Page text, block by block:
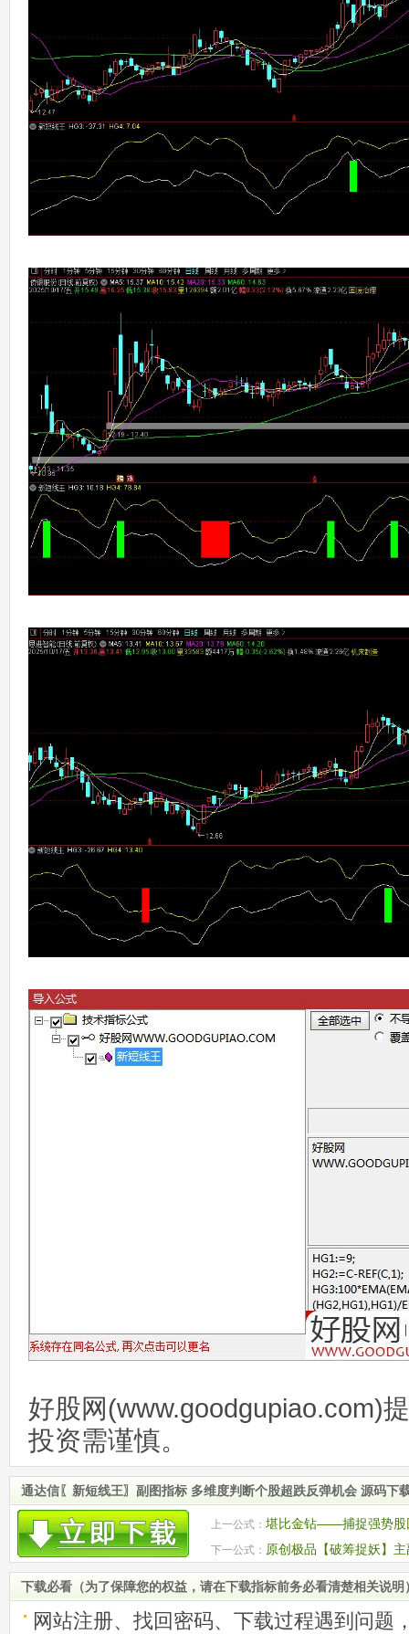
好股网(www.goodgupiao.com)
投资需谨慎。
通达信〖新短线王〗副图指标 多维度判断个股超跌反弹机会 源码下
上一公式： 堪比金钻——捕捉强势股
股
下一公式： 原创极品【破筹捉妖】
妖股一网打尽 源码
下载必看（为了保障您的权益，请在下载指标前务必看清楚相关说明
网站注册、找回密码、下载过程遇到问题